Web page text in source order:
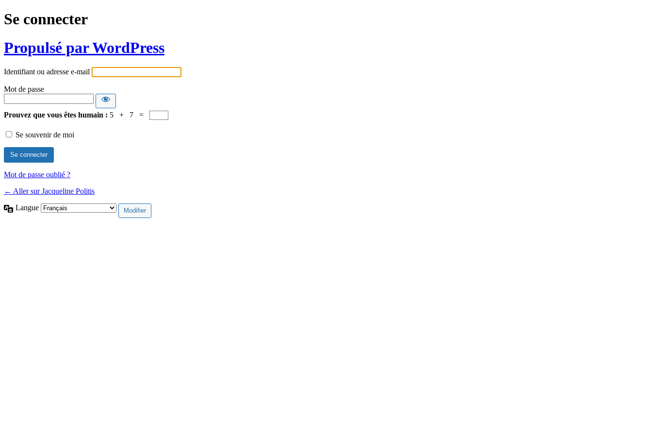
Se connecter
Propulsé par WordPress
Identifiant ou adresse e-mail
Mot de passe
Prouvez que vous êtes humain : 5 + 7 =
Se souvenir de moi
Mot de passe oublié ?
← Aller sur Jacqueline Politis
Langue